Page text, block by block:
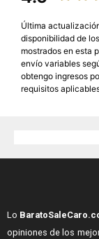
Última
disponibilidad de
mostrados en esta
envío variables
obtengo ingresos
requisitos
Lo
opiniones de los